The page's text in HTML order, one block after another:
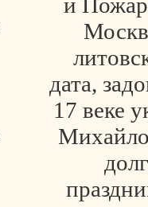
дата,
17 веке